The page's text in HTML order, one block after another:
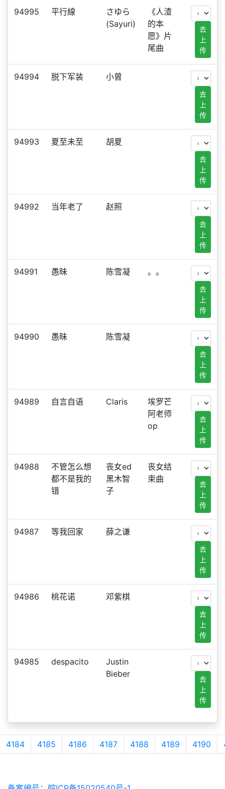
94995 平行線
さゆら
(Sayuri)
《人渣
的本
愿》片
尾曲
去
上
传
94994 脱下军装 小曾
去
上
传
94993 夏至未至 胡夏
去
上
传
94992 当年老了 赵照
去
上
传
94991 愚昧 陈雪凝 。。
去
上
传
94990 愚昧 陈雪凝
去
上
传
94989 自言自语 Claris
埃罗芒
阿老师
op
去
上
传
94988
不管怎么想
都不是我的
错
丧女ed
黑木智
子
丧女结
束曲
去
上
传
94987 等我回家 薛之谦
去
上
传
94986 桃花诺 邓紫棋
去
上
传
94985 despacito
Justin
Bieber
去
上
传
4184 4185 4186 4187 4188 4189 4190